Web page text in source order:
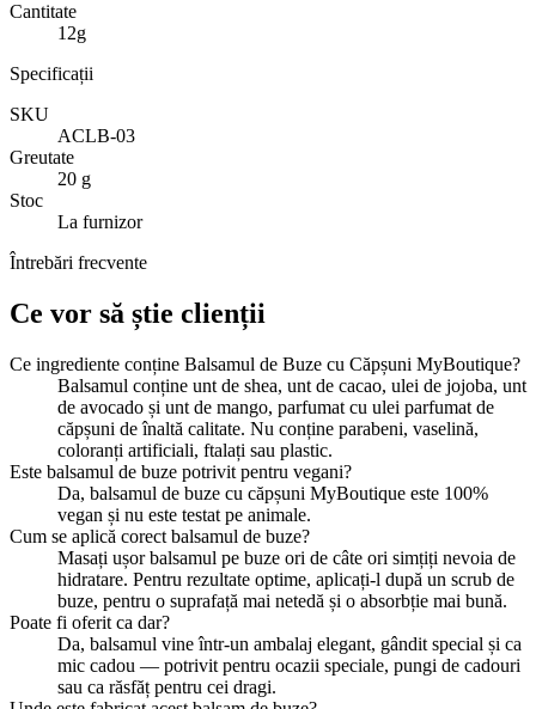
Cantitate
12g
Specificații
SKU
ACLB-03
Greutate
20 g
Stoc
La furnizor
Întrebări frecvente
Ce vor să știe clienții
Ce ingrediente conține Balsamul de Buze cu Căpșuni MyBoutique?
Balsamul conține unt de shea, unt de cacao, ulei de jojoba, unt
de avocado și unt de mango, parfumat cu ulei parfumat de
căpșuni de înaltă calitate. Nu conține parabeni, vaselină,
coloranți artificiali, ftalați sau plastic.
Este balsamul de buze potrivit pentru vegani?
Da, balsamul de buze cu căpșuni MyBoutique este 100%
vegan și nu este testat pe animale.
Cum se aplică corect balsamul de buze?
Masați ușor balsamul pe buze ori de câte ori simțiți nevoia de
hidratare. Pentru rezultate optime, aplicați-l după un scrub de
buze, pentru o suprafață mai netedă și o absorbție mai bună.
Poate fi oferit ca dar?
Da, balsamul vine într-un ambalaj elegant, gândit special și ca
mic cadou — potrivit pentru ocazii speciale, pungi de cadouri
sau ca răsfăț pentru cei dragi.